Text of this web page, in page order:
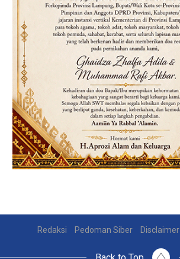
Redaksi Pedoman Siber Disclaimer